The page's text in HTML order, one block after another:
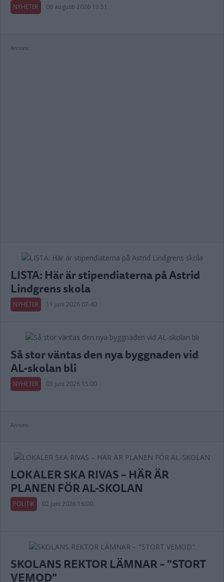
NYHETER 06 augusti 2026 13.51
Annons:
LISTA: Här är stipendiaterna på Astrid
Lindgrens skola
NYHETER 11 juni 2026 07.40
Så stor väntas den nya byggnaden vid
AL-skolan bli
NYHETER 03 juni 2026 15.00
Annons:
LOKALER SKA RIVAS – HÄR ÄR
PLANEN FÖR AL-SKOLAN
POLITIK 02 juni 2026 16.00
SKOLANS REKTOR LÄMNAR – "STORT
VEMOD"